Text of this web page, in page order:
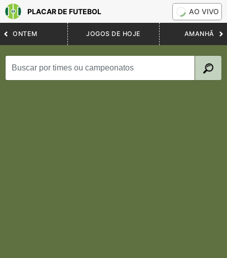
PLACAR DE FUTEBOL AO VIVO
ONTEM JOGOS DE HOJE AMANHÃ